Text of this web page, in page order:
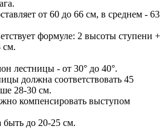
от 60 до 66 см, в среднем - 63
формуле: 2 высоты ступени +
см.
лестницы - от 30° до 40°.
должна соответствовать 45
28-30 см.
компенсировать выступом
до 20-25 см.